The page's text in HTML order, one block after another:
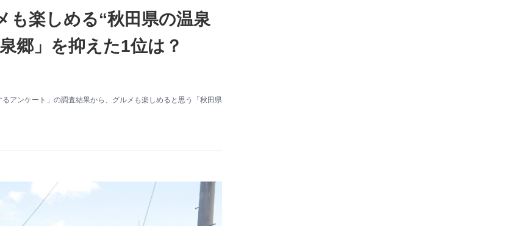
楽しめる“秋田県の温泉
郷」を抑えた1位は？
アンケート」の調査結果から、グルメも楽しめると思う「秋田県